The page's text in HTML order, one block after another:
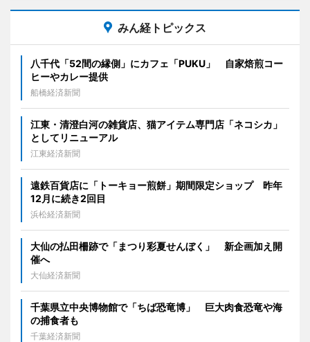
みん経トピックス
八千代「52間の縁側」にカフェ「PUKU」 自家焙煎コー
ヒーやカレー提供
船橋経済新聞
江東・清澄白河の雑貨店、猫アイテム専門店「ネコシカ」
としてリニューアル
江東経済新聞
遠鉄百貨店に「トーキョー煎餅」期間限定ショップ 昨年
12月に続き2回目
浜松経済新聞
大仙の払田柵跡で「まつり彩夏せんぼく」 新企画加え開
催へ
大仙経済新聞
千葉県立中央博物館で「ちば恐竜博」 巨大肉食恐竜や海
の捕食者も
千葉経済新聞